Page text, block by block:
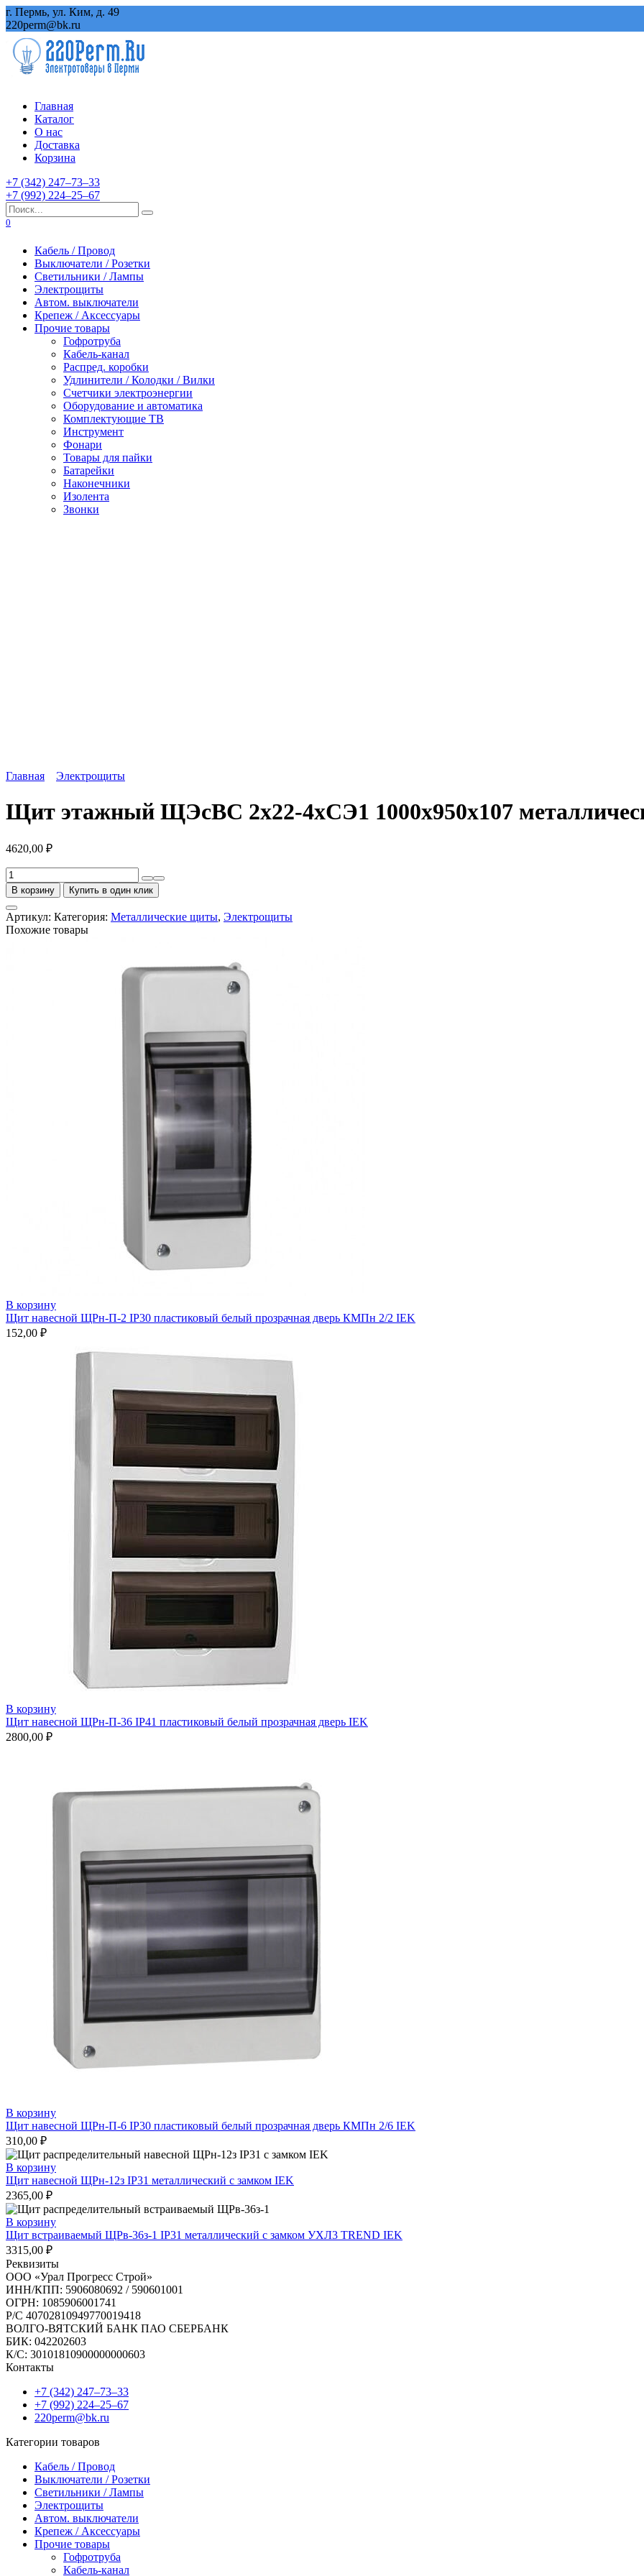
Перейти
к
содержанию
г. Пермь, ул. Ким, д. 49
220perm@bk.ru
Главная
Каталог
О нас
Доставка
Корзина
+7 (342) 247‒73‒33
+7 (992) 224‒25‒67
Search
for:
0
Кабель / Провод
Выключатели / Розетки
Светильники / Лампы
Электрощиты
Автом. выключатели
Крепеж / Аксессуары
Прочие товары
Гофротруба
Кабель-канал
Распред. коробки
Удлинители / Колодки / Вилки
Счетчики электроэнергии
Оборудование и автоматика
Комплектующие ТВ
Инструмент
Фонари
Товары для пайки
Батарейки
Наконечники
Изолента
Звонки
Главная Электрощиты
Щит этажный ЩЭсВС 2х22-4хСЭ1 1000х950х107
4620,00 ₽
Количество
товара
Щит
этажный
ЩЭсВС
2х22-
В корзину Купить в один клик
Артикул: Категория: Металлические щиты, Электрощиты
Похожие товары
В корзину
Щит навесной ЩРн-П-2 IP30 пластиковый белый прозрачная дверь КМПн 2/2 IEK
152,00 ₽
В корзину
Щит навесной ЩРн-П-36 IP41 пластиковый белый прозрачная дверь IEK
2800,00 ₽
В корзину
Щит навесной ЩРн-П-6 IP30 пластиковый белый прозрачная дверь КМПн 2/6 IEK
310,00 ₽
В корзину
Щит навесной ЩРн-12з IP31 металлический с замком IEK
2365,00 ₽
В корзину
Щит встраиваемый ЩРв-36з-1 IP31 металлический с замком УХЛ3 TREND IEK
3315,00 ₽
Реквизиты
ООО «Урал Прогресс Строй»
ИНН/КПП: 5906080692 / 590601001
ОГРН: 1085906001741
Р/C 40702810949770019418
ВОЛГО-ВЯТСКИЙ БАНК ПАО СБЕРБАНК
БИК: 042202603
К/С: 30101810900000000603
Контакты
+7 (342) 247‒73‒33
+7 (992) 224‒25‒67
220perm@bk.ru
Категории товаров
Кабель / Провод
Выключатели / Розетки
Светильники / Лампы
Электрощиты
Автом. выключатели
Крепеж / Аксессуары
Прочие товары
Гофротруба
Кабель-канал